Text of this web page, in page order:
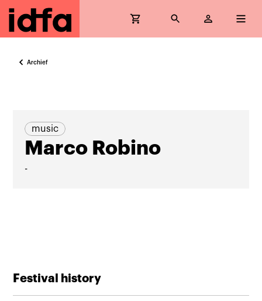
Archief
music
Marco Robino
-
Festival history